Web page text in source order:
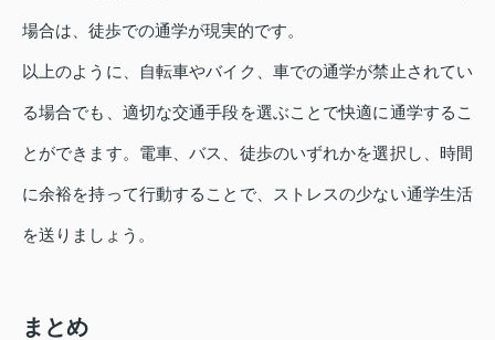
場合は、徒歩での通学が現実的です。
以上のように、自転車やバイク、車での通学が禁止されてい
る場合でも、適切な交通手段を選ぶことで快適に通学するこ
とができます。電車、バス、徒歩のいずれかを選択し、時間
に余裕を持って行動することで、ストレスの少ない通学生活
を送りましょう。
まとめ